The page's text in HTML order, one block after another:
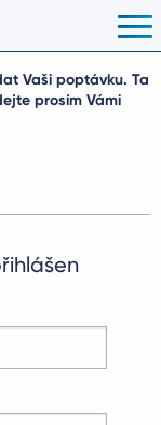
Vaši poptávku. Ta
prosím Vámi